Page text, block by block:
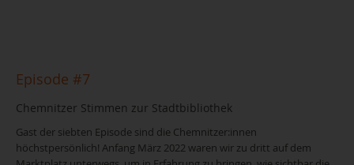
Episode #7
Chemnitzer Stimmen zur Stadtbibliothek
Gast der siebten Episode sind die Chemnitzer:innen
höchstpersönlich! Anfang März 2022 waren wir zu dritt auf dem